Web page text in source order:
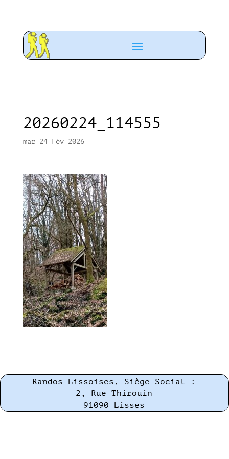
20260224_114555
mar 24 Fév 2026
Randos Lissoises, Siège Social :
2, Rue Thirouin
91090 Lisses